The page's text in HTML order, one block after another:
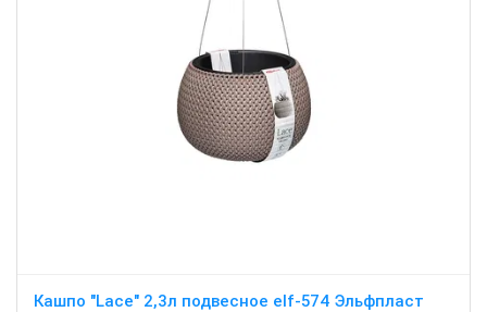
Кашпо "Lace" 2,3л подвесное elf-574 Эльфпласт